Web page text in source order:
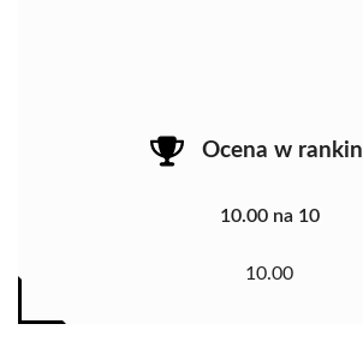
Ocena w
10.00 na 10
10.00